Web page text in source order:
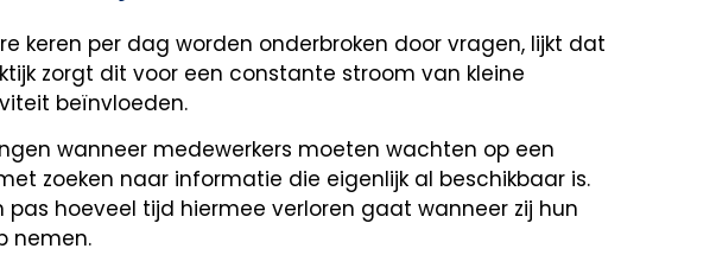
keren per dag worden onderbroken door vragen, lijkt dat
zorgt dit voor een constante stroom van kleine
beïnvloeden.
wanneer medewerkers moeten wachten op een
zoeken naar informatie die eigenlijk al beschikbaar is.
pas hoeveel tijd hiermee verloren gaat wanneer zij hun
nemen.